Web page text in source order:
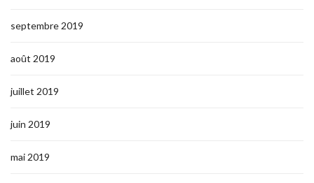
septembre 2019
août 2019
juillet 2019
juin 2019
mai 2019